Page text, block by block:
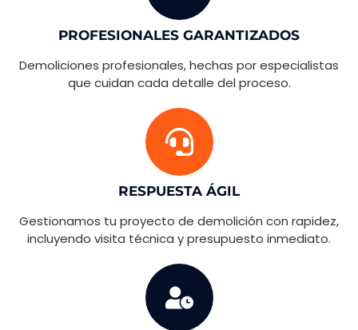
PROFESIONALES GARANTIZADOS
Demoliciones profesionales, hechas por especialistas
que cuidan cada detalle del proceso.
RESPUESTA ÁGIL
Gestionamos tu proyecto de demolición con rapidez,
incluyendo visita técnica y presupuesto inmediato.